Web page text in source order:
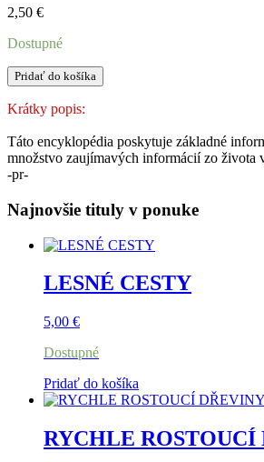
2,50 €
Dostupné
množstvo
ENCYKLOPÉDIA
ZVIERAT
Pridať do košíka
Krátky popis:
Táto encyklopédia poskytuje základné
množstvo zaujímavých informácií zo života
-pr-
Najnovšie tituly v ponuke
LESNÉ CESTY
5,00 €
Dostupné
Pridať do košíka
RYCHLE